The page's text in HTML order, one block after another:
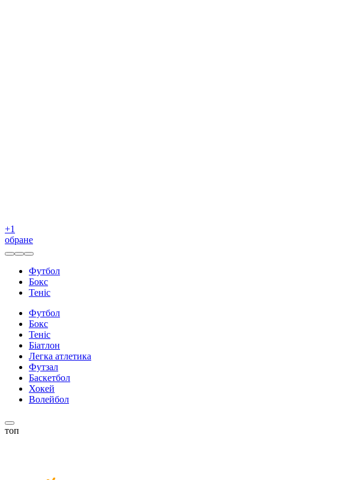
+1
обране
Футбол
Бокс
Теніс
Футбол
Бокс
Теніс
Біатлон
Легка атлетика
Футзал
Баскетбол
Хокей
Волейбол
топ